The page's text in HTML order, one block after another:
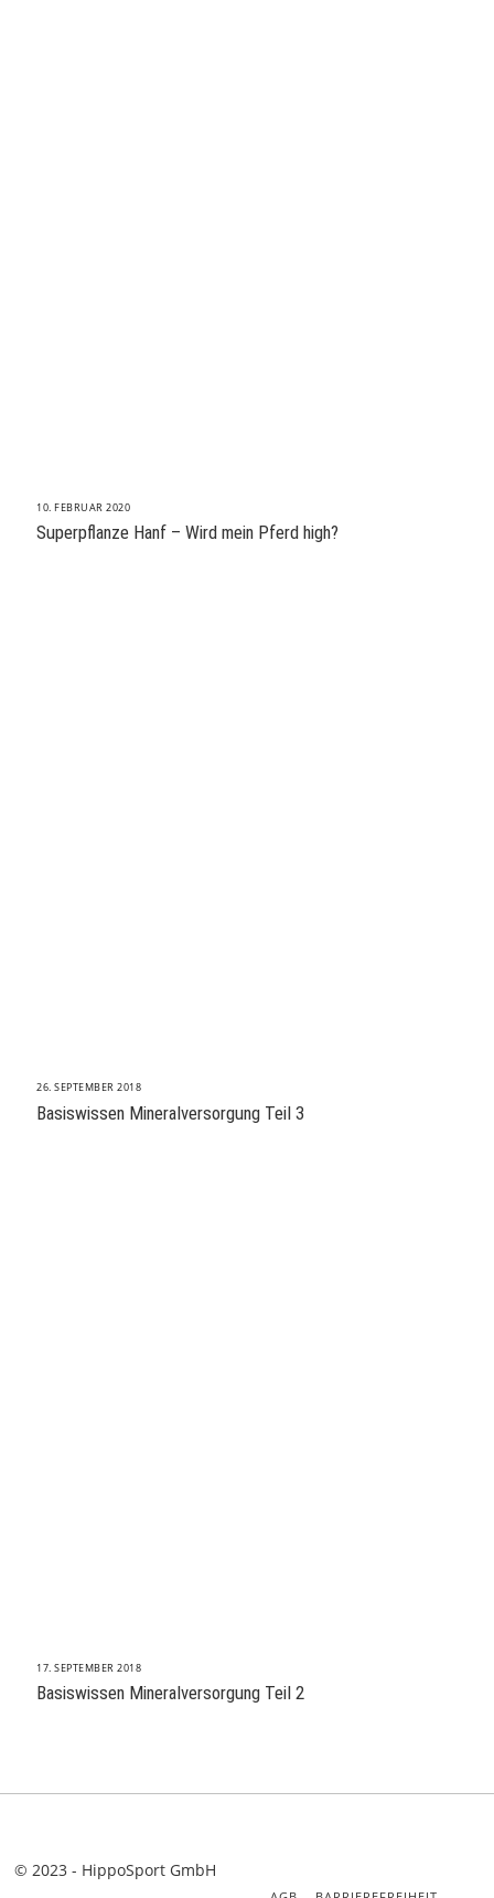
10. FEBRUAR 2020
Superpflanze Hanf – Wird mein Pferd high?
26. SEPTEMBER 2018
Basiswissen Mineralversorgung Teil 3
17. SEPTEMBER 2018
Basiswissen Mineralversorgung Teil 2
© 2023 - HippoSport GmbH